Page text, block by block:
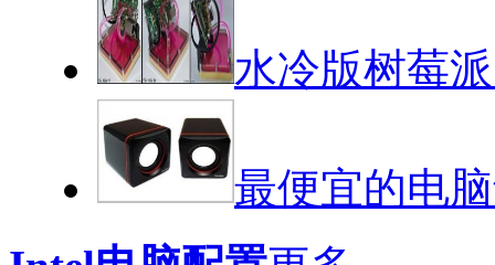
水冷版树莓
最便宜的电